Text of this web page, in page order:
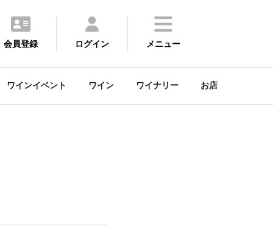
会員登録 ログイン メニュー
ワインイベント ワイン ワイナリー お店